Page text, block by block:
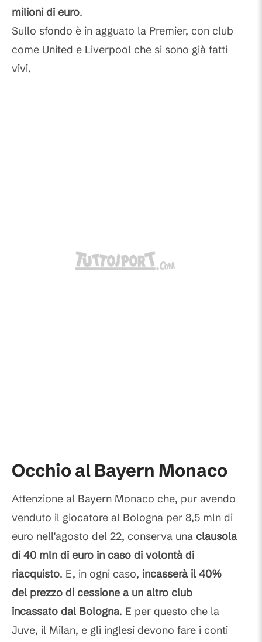
milioni di euro.
Sullo sfondo è in agguato la Premier, con club
come United e Liverpool che si sono già fatti
vivi.
Occhio al Bayern Monaco
Attenzione al Bayern Monaco che, pur avendo
venduto il giocatore al Bologna per 8,5 mln di
euro nell'agosto del 22, conserva una clausola
di 40 mln di euro in caso di volontà di
riacquisto. E, in ogni caso, incasserà il 40%
del prezzo di cessione a un altro club
incassato dal Bologna. E per questo che la
Juve, il Milan, e gli inglesi devono fare i conti